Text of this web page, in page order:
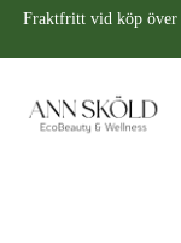
Fraktfritt vid köp över